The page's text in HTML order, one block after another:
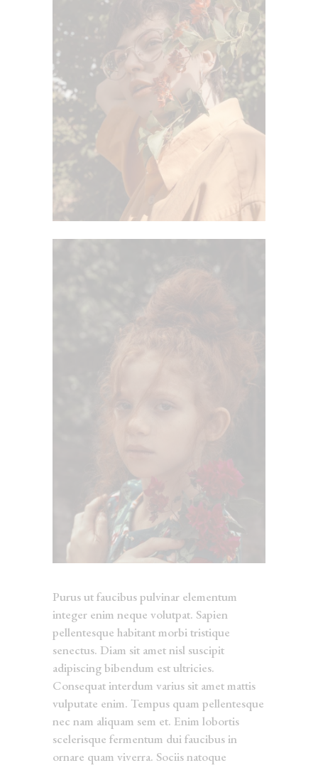
Purus ut faucibus pulvinar elementum
integer enim neque volutpat. Sapien
pellentesque habitant morbi tristique
senectus. Diam sit amet nisl suscipit
adipiscing bibendum est ultricies.
Consequat interdum varius sit amet mattis
vulputate enim. Tempus quam pellentesque
nec nam aliquam sem et. Enim lobortis
scelerisque fermentum dui faucibus in
ornare quam viverra. Sociis natoque